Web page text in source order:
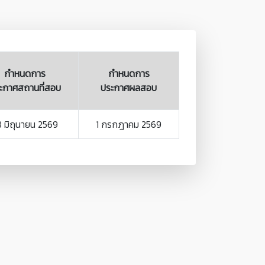
กำหนดการ
กาศสถานที่สอบ
กำหนดการ
ประกาศผลสอบ
มิถุนายน 2569 1 กรกฎาคม 2569